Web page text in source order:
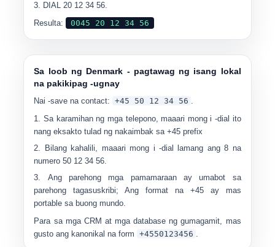
DIAL20 12 34 56.
Resulta:
0045 20 12 34 56
Sa loob ng Denmark - pagtawag ng isang lokal
na pakikipag -ugnay
Nai -save na contact: +45 50 12 34 56 .
Sa karamihan ng mga telepono, maaari mong i -dial ito
nang eksakto tulad ng nakaimbak sa+45 prefix
Bilang kahalili, maaari mong i -dial lamang ang 8 na
numero50 12 34 56.
Ang parehong mga pamamaraan ay umabot sa
parehong tagasuskribi; Ang format na +45 ay mas
portable sa buong mundo.
Para sa mga CRM at mga database ng gumagamit, mas
gusto ang kanonikal na form
+4550123456 .